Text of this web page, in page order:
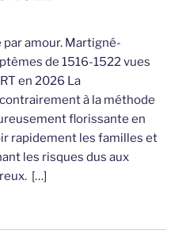
amour. Martigné-
de 1516-1522 vues
en 2026 La
à la méthode
florissante en
rapidement les familles et
les risques dus aux
[…]